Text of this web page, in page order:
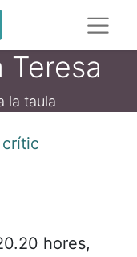
Teresa
la taula
hores,